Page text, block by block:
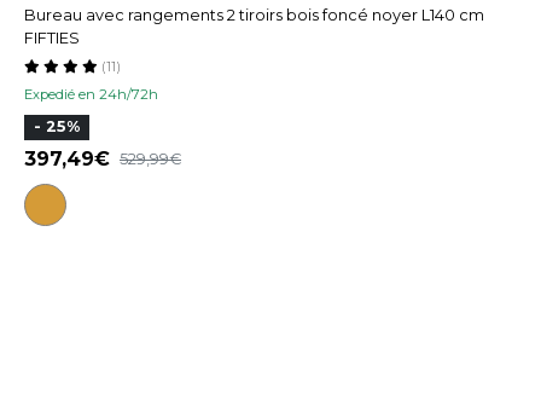
Bureau avec rangements 2 tiroirs bois foncé noyer L140 cm
FIFTIES
Expedié en 24h/72h
(11)
- 25%
397,49 529,99